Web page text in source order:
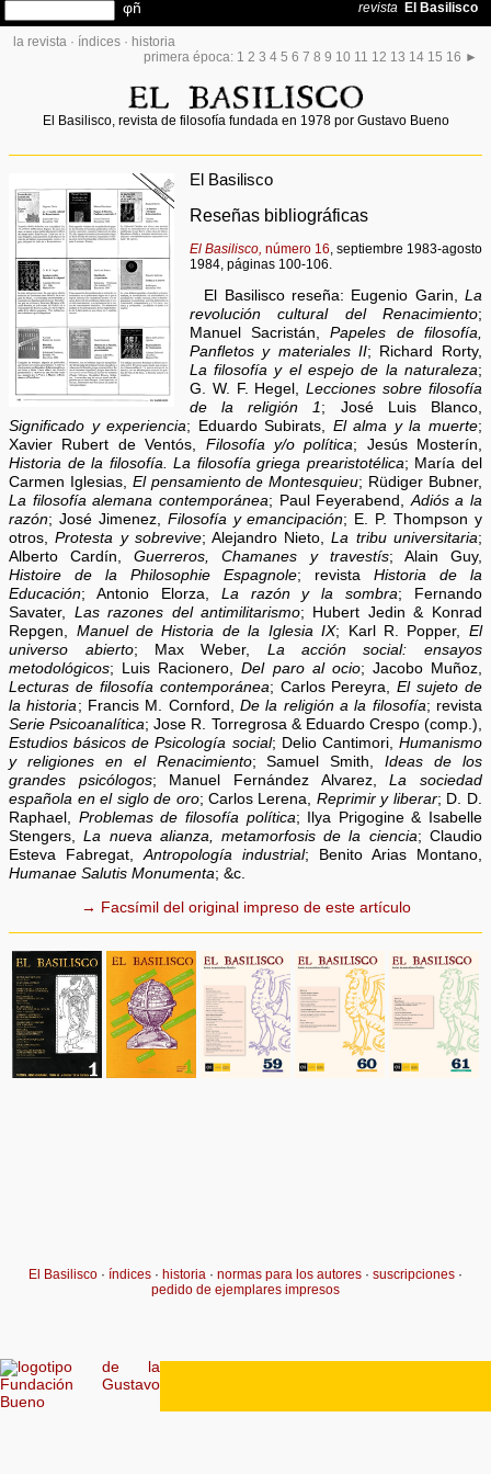
la revista · índices · historia
primera época: 1 2 3 4 5 6 7 8 9 10 11 12 13 14 15 16 ►
El Basilisco, revista de filosofía fundada en 1978 por Gustavo Bueno
El Basilisco
Reseñas bibliográficas
El Basilisco, número 16, septiembre 1983-agosto
1984, páginas 100-106.
El Basilisco reseña: Eugenio Garin, La
revolución cultural del Renacimiento;
Manuel Sacristán,Papeles de filosofía,
Panfletos y materiales II; Richard Rorty,
La filosofía y el espejo de la naturaleza;
G. W. F. Hegel,Lecciones sobre filosofía
de la religión 1; José Luis Blanco,
Significado y experiencia; Eduardo Subirats, El alma y la muerte;
Xavier Rubert de Ventós, Filosofía y/o política; Jesús Mosterín,
Historia de la filosofía. La filosofía griega prearistotélica; María del
Carmen Iglesias, El pensamiento de Montesquieu; Rüdiger Bubner,
La filosofía alemana contemporánea; Paul Feyerabend,Adiós a la
razón; José Jimenez, Filosofía y emancipación; E. P. Thompson y
otros,Protesta y sobrevive; Alejandro Nieto,La tribu universitaria;
Alberto Cardín,Guerreros, Chamanes y travestís; Alain Guy,
Histoire de la Philosophie Espagnole; revista Historia de la
Educación; Antonio Elorza, La razón y la sombra; Fernando
Savater, Las razones del antimilitarismo; Hubert Jedin & Konrad
Repgen, Manuel de Historia de la Iglesia IX; Karl R. Popper, El
universo abierto; Max Weber, La acción social: ensayos
metodológicos; Luis Racionero,Del paro al ocio; Jacobo Muñoz,
Lecturas de filosofía contemporánea; Carlos Pereyra,El sujeto de
la historia; Francis M. Cornford, De la religión a la filosofía; revista
Serie Psicoanalítica; Jose R. Torregrosa & Eduardo Crespo (comp.),
Estudios básicos de Psicología social; Delio Cantimori, Humanismo
y religiones en el Renacimiento; Samuel Smith,Ideas de los
grandes psicólogos; Manuel Fernández Alvarez,La sociedad
española en el siglo de oro; Carlos Lerena, Reprimir y liberar; D. D.
Raphael, Problemas de filosofía política; Ilya Prigogine & Isabelle
Stengers,La nueva alianza, metamorfosis de la ciencia; Claudio
Esteva Fabregat,Antropología industrial; Benito Arias Montano,
Humanae Salutis Monumenta; &c.
→ Facsímil del original impreso de este artículo
El Basilisco · índices · historia · normas para los autores · suscripciones ·
pedido de ejemplares impresos